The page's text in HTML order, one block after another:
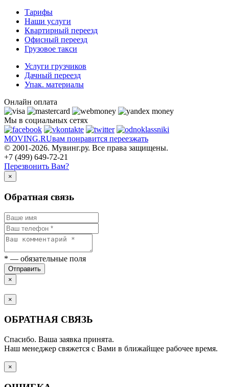
Тарифы
Наши услуги
Квартирный переезд
Офисный переезд
Грузовое такси
Услуги грузчиков
Дачный переезд
Упак. материалы
Онлайн оплата
Мы в социальных сетях
MOVING.RUвам понравится переезжать
© 2001-2026. Мувинг.ру. Все права защищены.
+7 (499) 649-72-21
Перезвонить Вам?
×
Обратная связь
* — обязательные поля
Отправить
×
×
ОБРАТНАЯ СВЯЗЬ
Спасибо. Ваша заявка принята.
Наш менеджер свяжется с Вами в ближайщее рабочее время.
×